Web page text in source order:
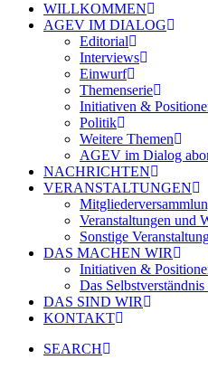
WILLKOMMEN
AGEV IM DIALOG
Editorial
Interviews
Einwurf
Themenserie
Initiativen &
Politik
Weitere Themen
AGEV im Dialog
NACHRICHTEN
VERANSTALTUNGEN
Veranstaltungen und
Sonstige
DAS MACHEN WIR
Initiativen &
Das
DAS SIND WIR
KONTAKT
SEARCH